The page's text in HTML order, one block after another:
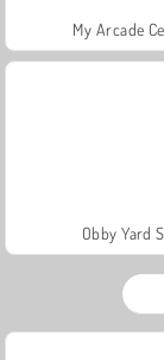
My Arcade
Obby Yard